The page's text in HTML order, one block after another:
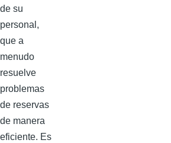
de su
personal,
que a
menudo
resuelve
problemas
de reservas
de manera
eficiente. Es